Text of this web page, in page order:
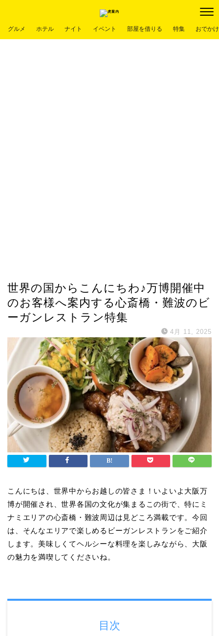
グルメ ホテル ナイト イベント 部屋を借りる 特集 おでか
世界の国からこんにちわ♪万博開催中
のお客様へ案内する心斎橋・難波のビ
ーガンレストラン特集
4月 11, 2025
こんにちは、世界中からお越しの皆さま！いよいよ大阪万
博が開催され、世界各国の文化が集まるこの街で、特にミ
ナミエリアの心斎橋・難波周辺は見どころ満載です。今回
は、そんなエリアで楽しめるビーガンレストランをご紹介
します。美味しくてヘルシーな料理を楽しみながら、大阪
の魅力を満喫してくださいね。
目次